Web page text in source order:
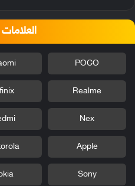
العلامات
POCO
Realme
Nex
Apple
Sony